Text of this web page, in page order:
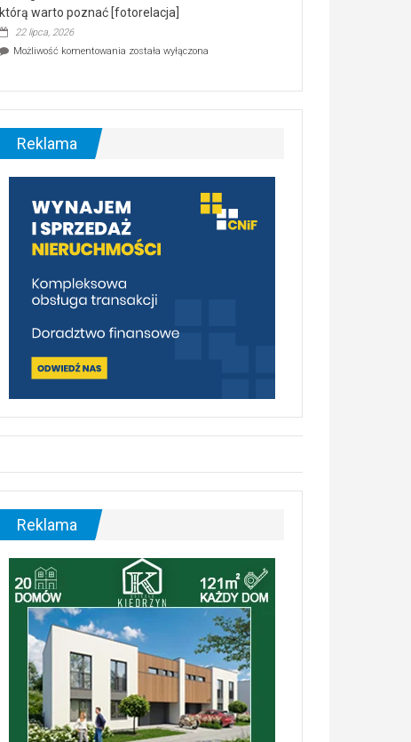
którą warto poznać [fotorelacja]
22 lipca, 2026
Możliwość komentowania Ekologiczne
–
malownicza
[fotorelacja]
została wyłączona
Reklama
Reklama